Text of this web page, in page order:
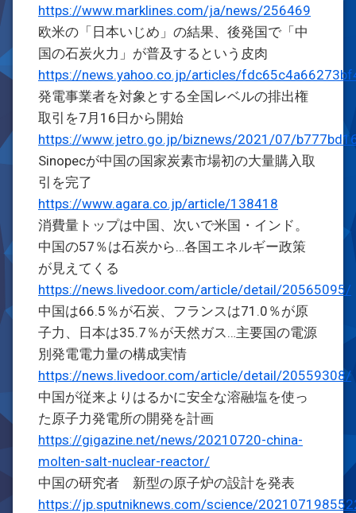
https://www.marklines.com/ja/news/256469
欧米の「日本いじめ」の結果、後発国で「中
国の石炭火力」が普及するという皮肉
https://news.yahoo.co.jp/articles/
発電事業者を対象とする全国レベルの排出権
取引を7月16日から開始
https://www.jetro.go.jp/biznews/2021/07/
Sinopecが中国の国家炭素市場初の大量購入取
引を完了
https://www.agara.co.jp/article/138418
消費量トップは中国、次いで米国・インド。
中国の57％は石炭から…各国エネルギー政策
が見えてくる
https://news.livedoor.com/article/detail/20565095/
中国は66.5％が石炭、フランスは71.0％が原
子力、日本は35.7％が天然ガス…主要国の電源
別発電電力量の構成実情
https://news.livedoor.com/article/detail/20559308/
中国が従来よりはるかに安全な溶融塩を使っ
た原子力発電所の開発を計画
https://gigazine.net/news/20210720-china-
molten-salt-nuclear-reactor/
中国の研究者 新型の原子炉の設計を発表
https://jp.sputniknews.com/science/